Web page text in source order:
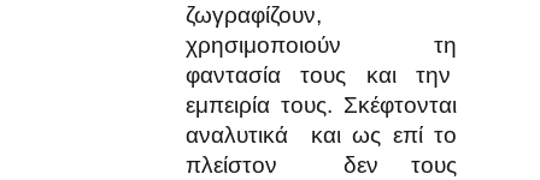
ζωγραφίζουν,
χρησιμοποιούν τη
φαντασία τους και την
εμπειρία τους. Σκέφτονται
αναλυτικά και ως επί το
πλείστον δεν τους